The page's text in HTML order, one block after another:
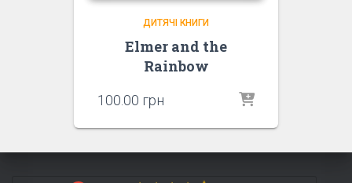
ДИТЯЧІ КНИГИ
Elmer and the
Rainbow
100.00 грн